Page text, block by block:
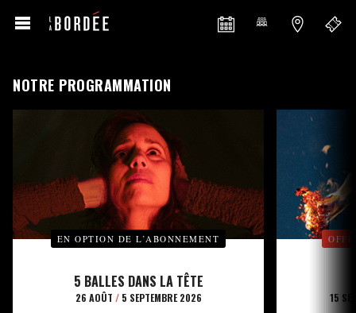
NOTRE PROGRAMMATION
EN OPTION DE L’ABONNEMENT
5 BALLES DANS LA TÊTE
26 AOÛT /5 SEPTEMBRE 2026 15